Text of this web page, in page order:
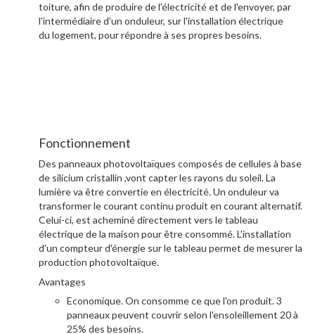
toiture, afin de produire de l'électricité et de l'envoyer, par
l'intermédiaire d'un onduleur, sur l'installation électrique
du logement, pour répondre à ses propres besoins.
Fonctionnement
Des panneaux photovoltaïques composés de cellules à base
de silicium cristallin ,vont capter les rayons du soleil. La
lumière va être convertie en électricité. Un onduleur va
transformer le courant continu produit en courant alternatif.
Celui-ci, est acheminé directement vers le tableau
électrique de la maison pour être consommé. L'installation
d'un compteur d'énergie sur le tableau permet de mesurer la
production photovoltaïque.
Avantages
Economique. On consomme ce que l'on produit. 3
panneaux peuvent couvrir selon l'ensoleillement 20 à
25% des besoins.